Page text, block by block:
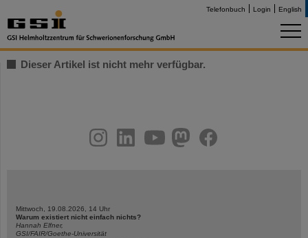
Telefonbuch Login English
Dieser Artikel ist nicht mehr verfügbar.
youtubehelmholtz.socialfacebook
Mittwoch, 19.08.2026, 14 Uhr
Warum existiert nicht einfach nichts?
Hannah Elfner,
GSI/FAIR/Goethe-Universität